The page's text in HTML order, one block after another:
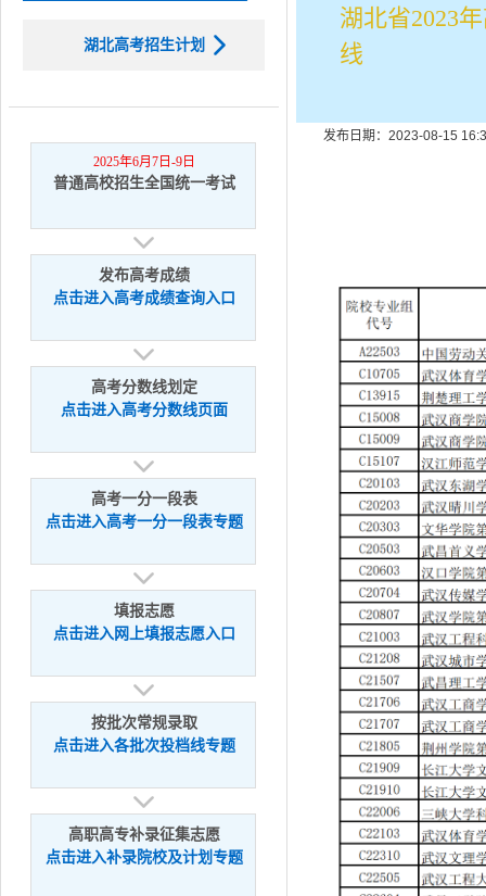
湖北高考招生计划
2025年6月7日-9日
普通高校招生全国统一考试
发布高考成绩
点击进入高考成绩查询入口
高考分数线划定
点击进入高考分数线页面
高考一分一段表
点击进入高考一分一段表专题
填报志愿
点击进入网上填报志愿入口
按批次常规录取
点击进入各批次投档线专题
高职高专补录征集志愿
点击进入补录院校及计划专题
湖北省2023
线
发布日期：2023-08-15